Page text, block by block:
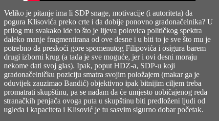
Veliko je pitanje ima li SDP snage, motivacije (i autoriteta) da
pogura Klisovića preko crte i da dobije ponovno gradonačelnika? U
prilog mu svakako ide to što je lijeva polovica političkog spektra
daleko manje fragmentirana od ove desne i u biti to je sve što mu je
potrebno da preskoći gore spomenutog Filipovića i osigura barem
drugi izborni krug (a tada je sve moguće, jer i ovi desni moraju
nekome dati svoj glas). Ipak, poput HDZ-a, SDP-u koji
gradonačelničku poziciju smatra svojim položajem (makar ga je
oduvijek zauzimao Bandić) objektivno ipak bitnijim ciljem treba
promatrati skupštinu, pa se nadam da će umjesto uobičajenog reda
stranačkih penjača ovoga puta u skupštinu biti predloženi ljudi od
ugleda i kapaciteta i Klisović je tu sasvim sigurno dobar početak.